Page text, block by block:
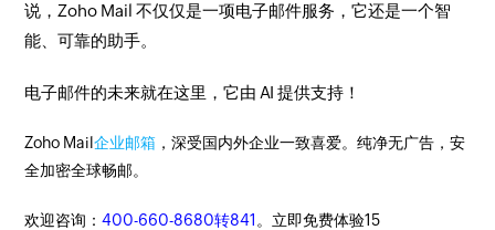
说，Zoho Mail 不仅仅是一项电子邮件服务，它还是一个智
能、可靠的助手。
电子邮件的未来就在这里，它由 AI 提供支持！
Zoho Mail企业邮箱 ，深受国内外企业一致喜爱。纯净无广告，安
全加密全球畅邮。
欢迎咨询：400-660-8680转841 。立即免费体验15